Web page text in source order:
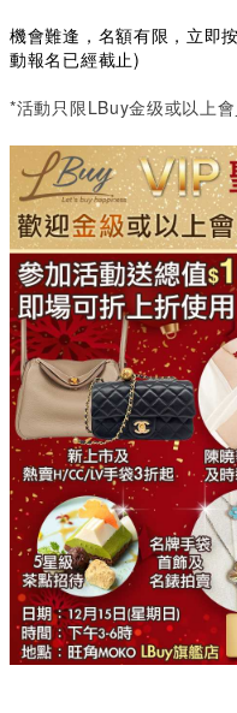
機會難逢，名額有限，立即
動報名已經截止)
*活動只限LBuy金级或以上